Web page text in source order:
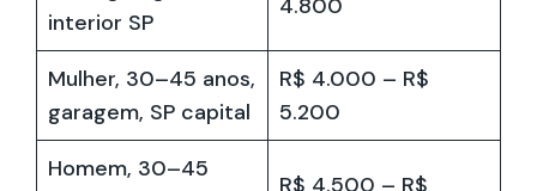
interior SP
4.800
Mulher, 30–45 anos,
garagem, SP capital
R$ 4.000 – R$
5.200
Homem, 30–45